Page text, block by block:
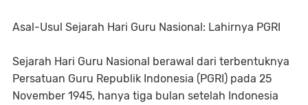
Asal-Usul Sejarah Hari Guru Nasional: Lahirnya PGRI
Sejarah Hari Guru Nasional berawal dari terbentuknya
Persatuan Guru Republik Indonesia (PGRI) pada 25
November 1945, hanya tiga bulan setelah Indonesia